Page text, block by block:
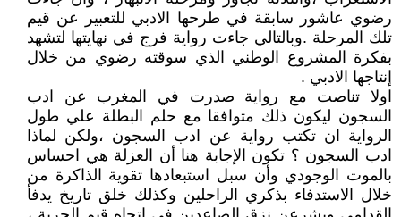
رضوي عاشور سابقة في طرحها الادبي للتعبير عن قيم
تلك المرحلة .وبالتالي جاءت رواية فرج في نهايتها لتشهد
بفكرة المشروع الوطني الذي سوقته رضوي من خلال
إنتاجها الادبي .
اولا تناصت مع رواية صدرت في المغرب عن ادب
السجون ليكون ذلك متوافقا مع حلم البطلة علي طول
الرواية ان تكتب رواية عن ادب السجون ،ولكن لماذا
ادب السجون ؟ تكون الإجابة هنا أن العزلة هي احساس
بالموت الوجودي وأن سبل استبعادها تقوية الذاكرة من
خلال الاستدفاء بذكري الراحلين وكذلك خلق تاريخ يدفأ